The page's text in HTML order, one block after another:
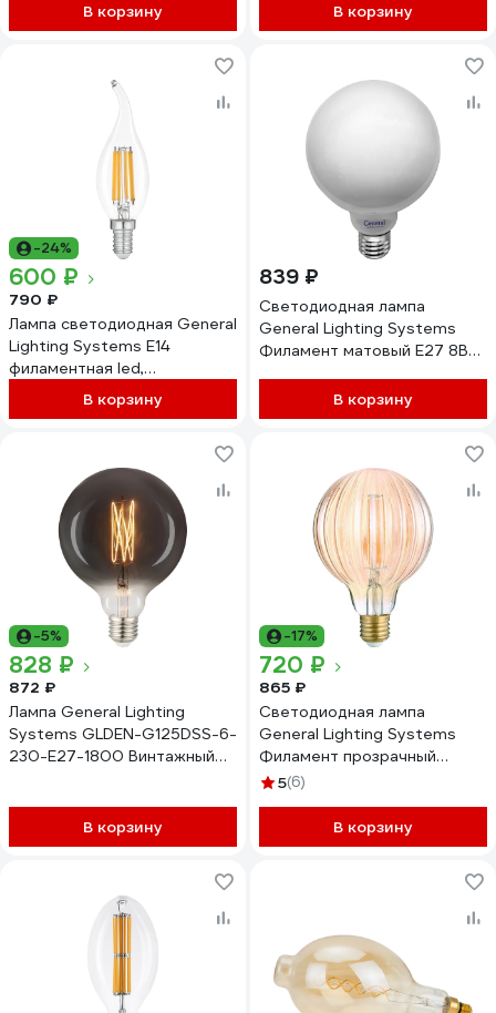
Шар GLDEN-G95SS-8-230-
E27-4500 661406
В корзину
Свеча GLDEN-CS-12-230-
E27-6500 661003
В корзину
-24%
600 ₽
790 ₽
Лампа светодиодная General
Lighting Systems Е14
филаментная led,
энергоэффективная
лампочка, свеча на ветру,
нейтральный белый 4500К,
упаковка 4 штуки 662252
В корзину
839 ₽
Светодиодная лампа
General Lighting Systems
Филамент матовый E27 8Вт
белый свет Шар GLDEN-
G125S-M-8-230-E27-2700
В корзину
-5%
828 ₽
872 ₽
Лампа General Lighting
Systems GLDEN-G125DSS-6-
230-E27-1800 Винтажный
В корзину
-17%
720 ₽
865 ₽
Светодиодная лампа
General Lighting Systems
Филамент прозрачный
золотой E27 8Вт 400Лм
Шар GLDEN-G95S-GR-8-
230-E27-4500 661401
5(6)
В корзину